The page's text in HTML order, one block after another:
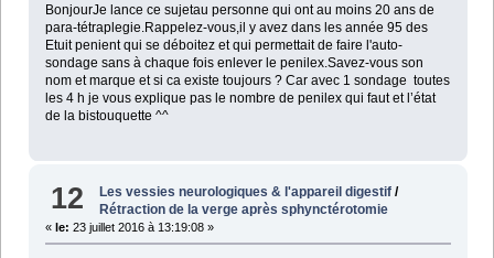
BonjourJe lance ce sujetau personne qui ont au moins 20 ans de
para-tétraplegie.Rappelez-vous,il y avez dans les année 95 des
Etuit penient qui se déboitez et qui permettait de faire l'auto-
sondage sans à chaque fois enlever le penilex.Savez-vous son
nom et marque et si ca existe toujours ? Car avec 1 sondage toutes
les 4 h je vous explique pas le nombre de penilex qui faut et l’état
de la bistouquette ^^
12 Les vessies neurologiques & l'appareil digestif /
Rétraction de la verge après sphynctérotomie
« le: 23 juillet 2016 à 13:19:08 »